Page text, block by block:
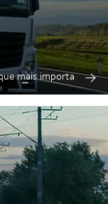
mais importa